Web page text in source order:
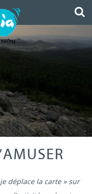
déplace la carte » sur